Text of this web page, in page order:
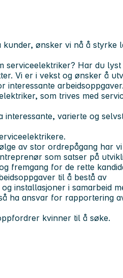
ønsker vi nå å styrke
serviceelektriker? Har du
Vi er i vekst og ønsker å
interessante
som trives med
varierte og
av stor ordrepågang har
som satser på
fremgang for de rette
til å bestå av
installasjoner i samarbeid
ha ansvar for rapportering
kvinner til å søke.